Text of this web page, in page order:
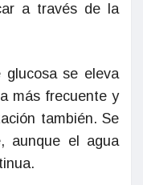
a través de la
se eleva
más frecuente y
también. Se
aunque el agua